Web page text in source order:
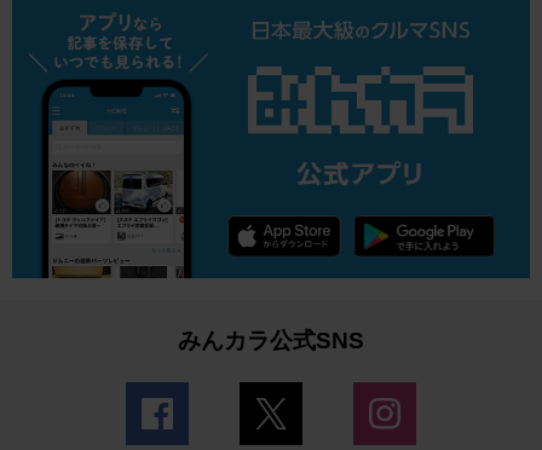
みんカラ公式SNS